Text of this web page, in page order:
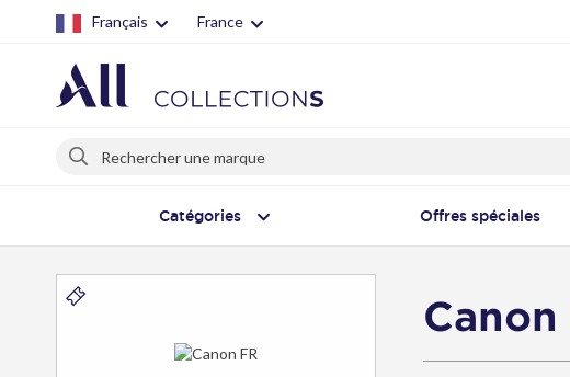
Français France
Rechercher
Catégories Offres spéciales
Canon